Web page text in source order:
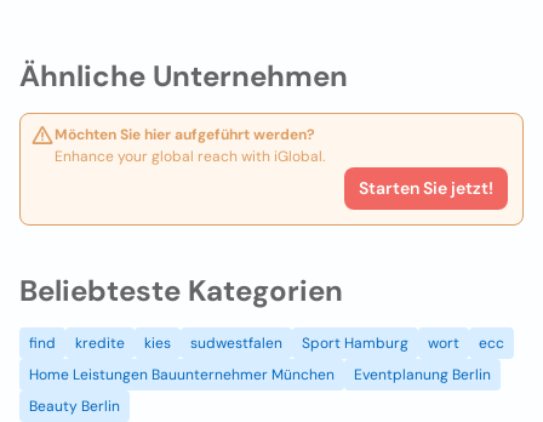
Ähnliche Unternehmen
Möchten Sie hier aufgeführt werden?
Enhance your global reach with iGlobal.
Starten Sie jetzt!
Beliebteste Kategorien
find kredite kies sudwestfalen Sport Hamburg wort
ecc
Home Leistungen Bauunternehmer München
Eventplanung Berlin
Beauty Berlin